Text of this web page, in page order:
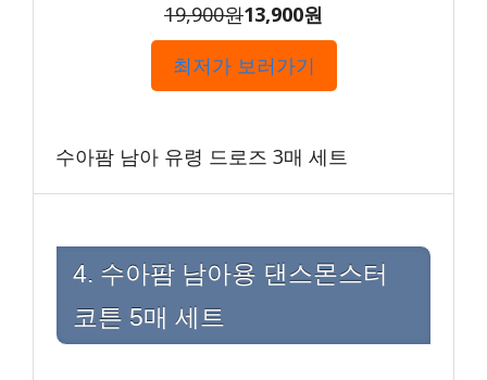
19,900원13,900원
최저가 보러가기
수아팜 남아 유령 드로즈 3매 세트
4. 수아팜 남아용 댄스몬스터
코튼 5매 세트